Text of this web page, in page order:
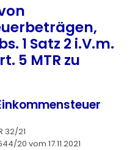
1 Satz 2 i.V.m.
5 MTR zu
32/21
20 vom 17.11.2021